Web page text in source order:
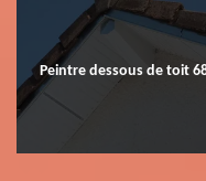
Peintre dessous de toit